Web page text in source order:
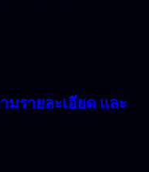
รายละเอียด และ